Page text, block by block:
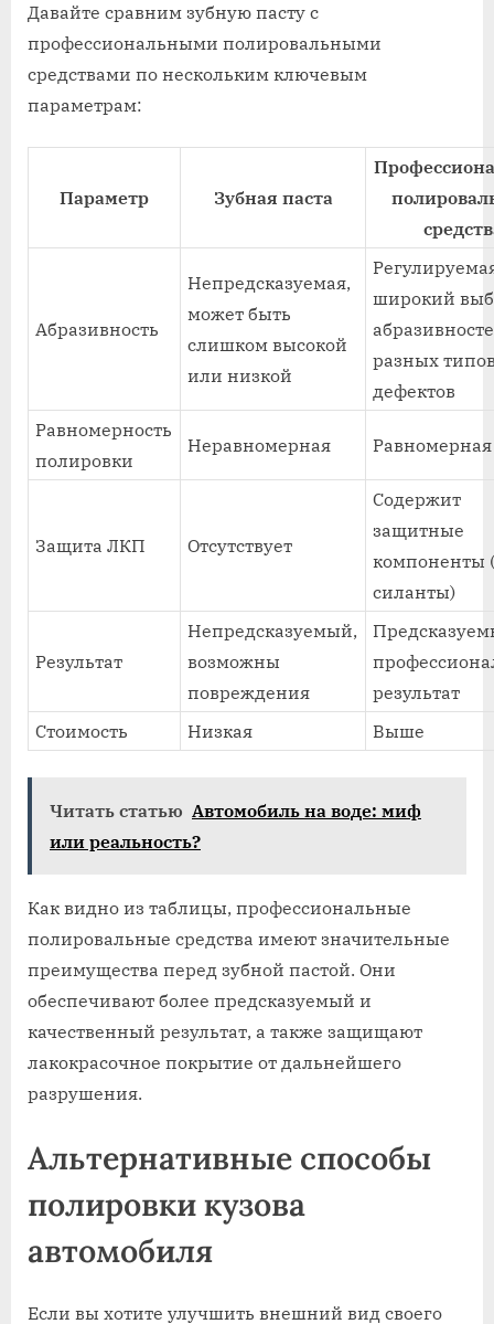
Давайте сравним зубную пасту с
профессиональными полировальными
средствами по нескольким ключевым
параметрам:
Параметр Зубная паста
Абразивность
Непредсказуемая,
может быть
слишком высокой
или низкой
широкий
разных
дефектов
Равномерность
полировки
Неравномерная Равномерная
Защита ЛКП Отсутствует
Содержит
защитные
компоненты
силанты)
Результат
Непредсказуемый,
возможны
повреждения
результат
Стоимость
Низкая Выше
Читать статью Автомобиль на воде: миф
или реальность?
Как видно из таблицы, профессиональные
полировальные средства имеют значительные
преимущества перед зубной пастой. Они
обеспечивают более предсказуемый и
качественный результат, а также защищают
лакокрасочное покрытие от дальнейшего
разрушения.
Альтернативные способы
полировки кузова
автомобиля
Если вы хотите улучшить внешний вид своего